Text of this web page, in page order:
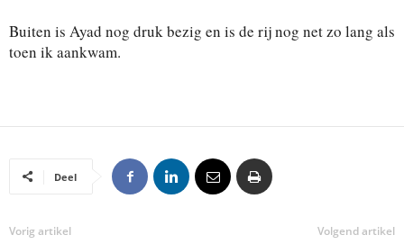
Buiten is Ayad nog druk bezig en is de rij nog net zo lang als
toen ik aankwam.
Deel
Vorig artikel Volgend artikel